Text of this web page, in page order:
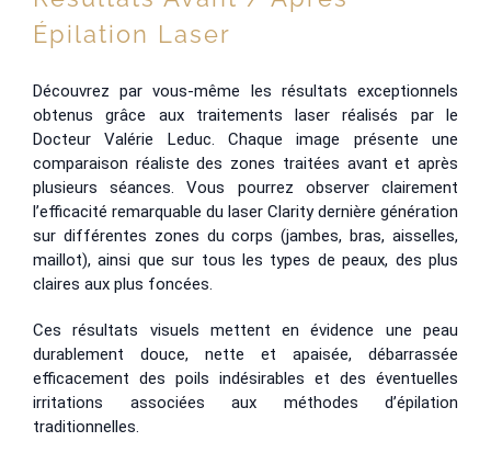
Épilation Laser
Découvrez par vous-même les résultats exceptionnels
obtenus grâce aux traitements laser réalisés par le
Docteur Valérie Leduc. Chaque image présente une
comparaison réaliste des zones traitées avant et après
plusieurs séances. Vous pourrez observer clairement
l’efficacité remarquable du laser Clarity dernière génération
sur différentes zones du corps (jambes, bras, aisselles,
maillot), ainsi que sur tous les types de peaux, des plus
claires aux plus foncées.
Ces résultats visuels mettent en évidence une peau
durablement douce, nette et apaisée, débarrassée
efficacement des poils indésirables et des éventuelles
irritations associées aux méthodes d’épilation
traditionnelles.